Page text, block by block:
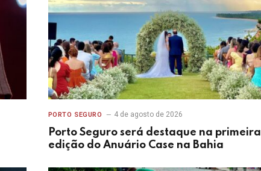
PORTO SEGURO 4 de agosto de 2026
Porto Seguro será destaque na primeira
edição do Anuário Case na Bahia